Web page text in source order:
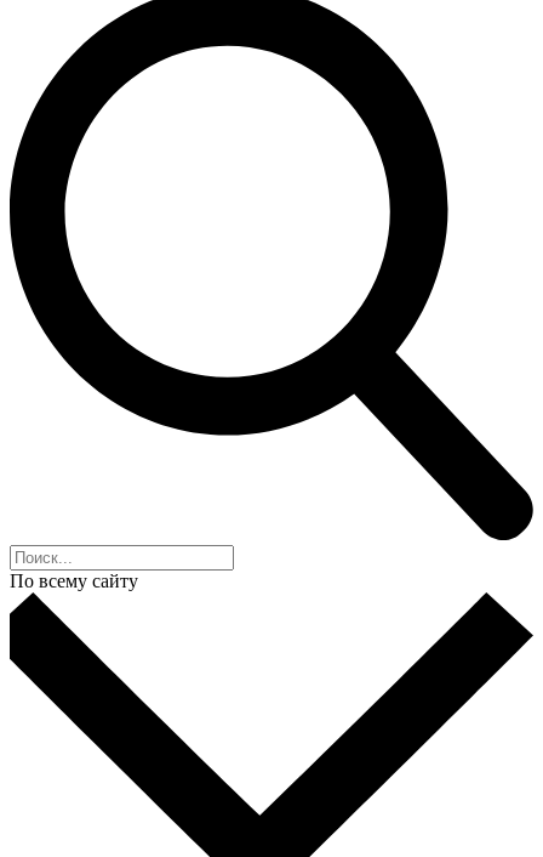
По всему сайту